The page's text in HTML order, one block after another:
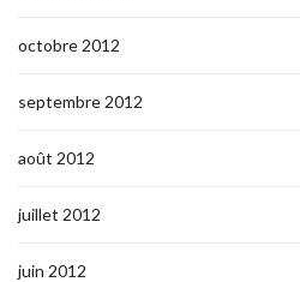
octobre 2012
septembre 2012
août 2012
juillet 2012
juin 2012